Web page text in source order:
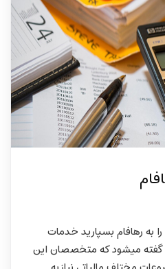
به رهافام بسپارید خدمات
گفته میشود که متخصصان این